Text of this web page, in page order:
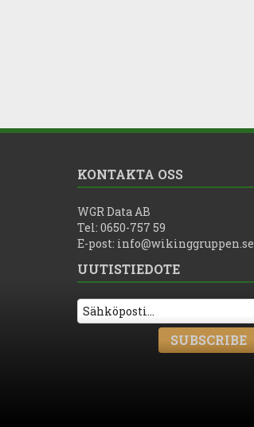
KONTAKTA OSS
WGR Data AB
Tel: 0650-757 59
E-post: info@wikinggruppen.se
UUTISTIEDOTE
SUBSCRIBE